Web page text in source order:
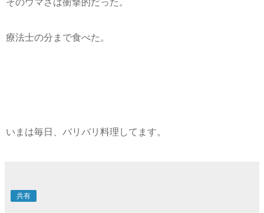
そのウマさは衝撃的だった。
療法士の分まで食べた。
いまは毎日、バリバリ料理してます。
共有